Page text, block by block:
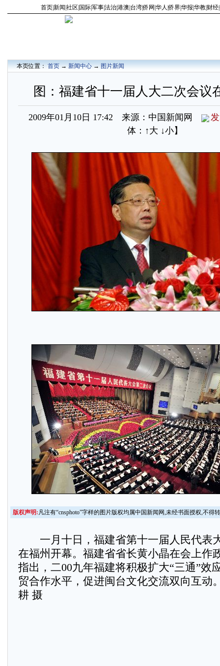
首页新闻 社区 国际军事法治港澳 台湾|侨网 华人 |侨界华报 华教 财经
本页位置：首页→新闻中心→图片新闻
图：福建省十一届人大二次会议
2009年01月10日 17:42 来源：中国新闻网
体： ↑大 ↓小】
版权声明:凡注有“cnsphoto”字样的图片版权均属中国新闻网,未经书面授权,不得
一月十日，福建省第十一届人民代表
在福州开幕。福建省省长黄小晶在会上作
指出，二00九年福建将积极扩大“三通”效
贸合作水平，促进闽台文化交流双向互动
耕 摄